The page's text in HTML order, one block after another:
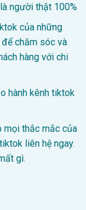
người thật 100%
của những
chăm sóc và
hàng với chi
hành kênh tiktok
mọi thắc mắc của
liên hệ ngay.
gì.